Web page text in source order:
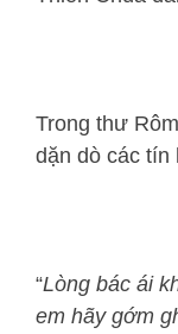
Trong thư
dặn dò các tín
“Lòng bác ái
em hãy gớm